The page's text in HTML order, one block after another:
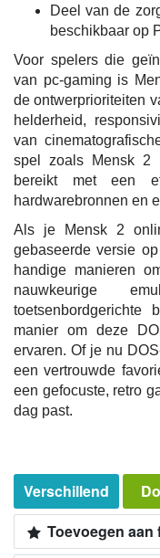
Deel van de
beschikbaar op
Voor spelers die
van pc-gaming is
de ontwerprioriteiten
helderheid,
van
spel zoals Mensk 2
bereikt met een
hardwarebronnen en
Als je Mensk 2
gebaseerde versie
handige manieren
nauwkeurige
toetsenbordgerichte
manier om deze
ervaren. Of je nu
een vertrouwde
een gefocuste, retro
dag past.
Verschillend
Toevoegen aan